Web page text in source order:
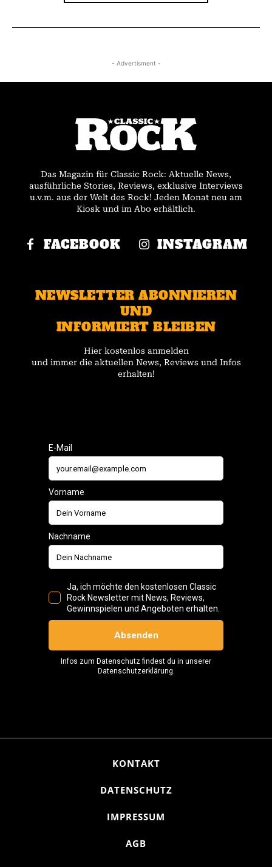
- Advertisment -
Das Magazin für Classic Rock: Aktuelle News,
ausführliche Stories, Reviews, exklusive Interviews
u.v.m. aus der Welt des Rock! Jeden Monat neu am
Kiosk und im Abo erhältlich.
FACEBOOK INSTAGRAM
NEWSLETTER ABONNIEREN
UND
INFORMIERT BLEIBEN
Hier kostenlos anmelden
und immer die aktuellen News, Reviews und Infos
erhalten!
KONTAKT
DATENSCHUTZ
IMPRESSUM
AGB